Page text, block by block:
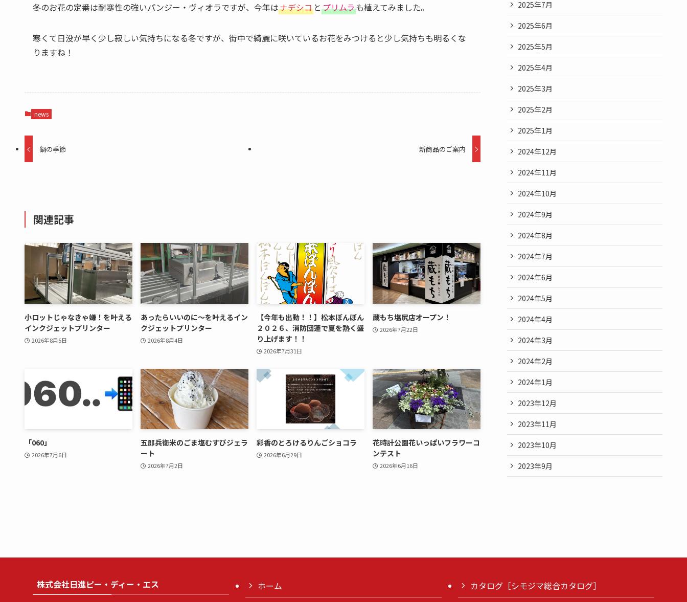
冬のお花の定番は耐寒性の強いパンジー・ヴィオラですが、今年はナデシコ と プリムラも植えてみました。
寒くて日没が早く少し寂しい気持ちになる冬ですが、街中で綺麗に咲いているお花をみつけると少し気持ちも明るくな
りますね！
news
鍋の季節 新商品のご案内
関連記事
小ロットじゃなきゃ嫌！を叶える
インクジェットプリンター
2026年8月5日
あったらいいのに～を叶えるイン
クジェットプリンター
2026年8月4日
【今年も出動！！】松本ぼんぼん
２０２６、消防団蓮で夏を熱く盛
り上げます！！
2026年7月31日
蔵もち塩尻店オープン！
2026年7月22日
「060」
2026年7月6日
五郎兵衛米のごま塩むすびジェラ
ート
2026年7月2日
彩香のとろけるりんごショコラ
2026年6月29日
花時計公園花いっぱいフラワーコ
ンテスト
2026年6月16日
2025年7月
2025年6月
2025年5月
2025年4月
2025年3月
2025年2月
2025年1月
2024年12月
2024年11月
2024年10月
2024年9月
2024年8月
2024年7月
2024年6月
2024年5月
2024年4月
2024年3月
2024年2月
2024年1月
2023年12月
2023年11月
2023年10月
2023年9月
株式会社日進ピー・ディー・エス ホーム カタログ［シモジマ総合カタログ］